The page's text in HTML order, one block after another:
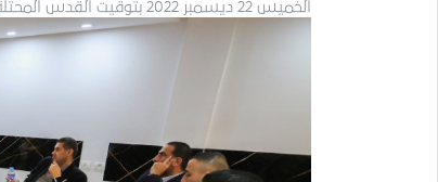
الخميس 22 ديسمبر 2022 بتوقيت القدس المحتلة